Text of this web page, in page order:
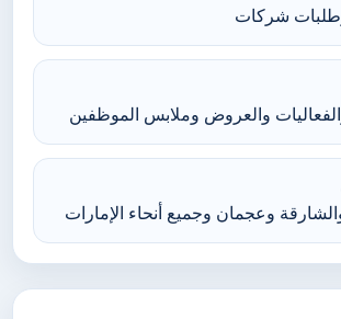
شركات
والعروض وملابس الموظفين
وعجمان وجميع أنحاء الإمارات